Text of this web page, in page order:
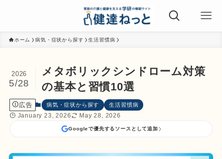
ホーム 病気・症状から探す 生活習慣病
メタボリックシンドローム対策
の基本と習慣10選
2026
5/28
広告 病気・症状から探す 生活習慣病
January 23, 2026 May 28, 2026
Googleで優先するソースとして追加